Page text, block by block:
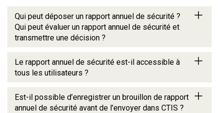
Qui peut déposer un rapport annuel de sécurité ?
Qui peut évaluer un rapport annuel de sécurité et
transmettre une décision ?
Le rapport annuel de sécurité est-il accessible à
tous les utilisateurs ?
Est-il possible d’enregistrer un brouillon de rapport
annuel de sécurité avant de l’envoyer dans CTIS ?